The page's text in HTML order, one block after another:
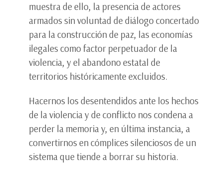
muestra de ello, la presencia de actores
armados sin voluntad de diálogo concertado
para la construcción de paz, las economías
ilegales como factor perpetuador de la
violencia, y el abandono estatal de
territorios históricamente excluidos.
Hacernos los desentendidos ante los hechos
de la violencia y de conflicto nos condena a
perder la memoria y, en última instancia, a
convertirnos en cómplices silenciosos de un
sistema que tiende a borrar su historia.